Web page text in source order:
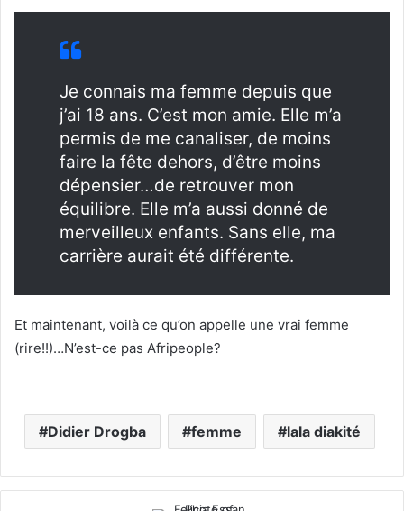
Je connais ma femme depuis que
j’ai 18 ans. C’est mon amie. Elle m’a
permis de me canaliser, de moins
faire la fête dehors, d’être moins
dépensier…de retrouver mon
équilibre. Elle m’a aussi donné de
merveilleux enfants. Sans elle, ma
carrière aurait été différente.
Et maintenant, voilà ce qu’on appelle une vrai femme
(rire!!)…N’est-ce pas Afripeople?
Didier Drogba femme lala diakité